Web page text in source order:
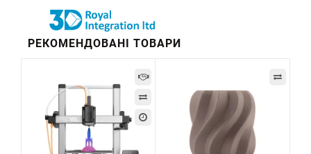
РЕКОМЕНДОВАНІ ТОВАРИ